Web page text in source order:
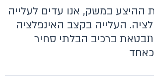
ההיצע במשק, אנו עדים לעלייה
העלייה בקצב האינפלציה
ברכיב הבלתי סחיר